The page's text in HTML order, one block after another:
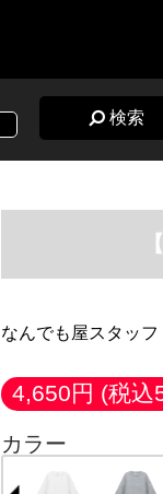
検索
なんでも屋スタッフ
4,650円 (税込
カラー